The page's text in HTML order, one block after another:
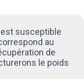
susceptible
au
de
le poids